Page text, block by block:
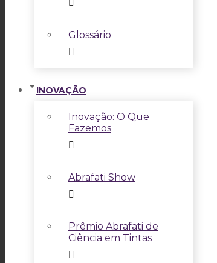
Glossário
INOVAÇÃO
Inovação: O Que
Fazemos
Abrafati Show
Prêmio Abrafati de
Ciência em Tintas